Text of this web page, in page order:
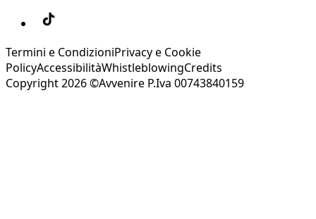
Termini e CondizioniPrivacy e Cookie
PolicyAccessibilitàWhistleblowingCredits
Copyright 2026 ©Avvenire P.Iva 00743840159